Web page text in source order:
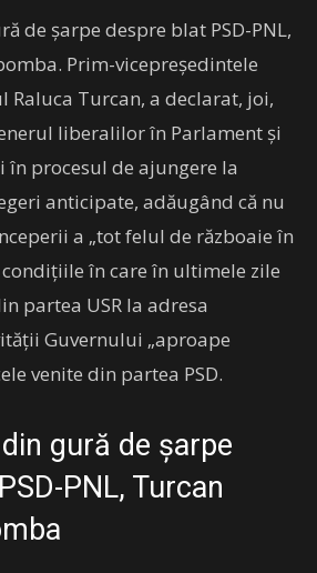
de șarpe despre blat PSD-PNL,
Prim-vicepreşedintele
Raluca Turcan, a declarat, joi,
liberalilor în Parlament şi
în procesul de ajungere la
anticipate, adăugând că nu
a „tot felul de războaie în
în care în ultimele zile
partea USR la adresa
Guvernului „aproape
venite din partea PSD.
gură de șarpe
PNL, Turcan